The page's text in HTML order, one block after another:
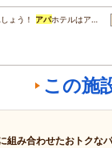
ょう！ アパホテルはア…
この施
組み合わせたおトクな